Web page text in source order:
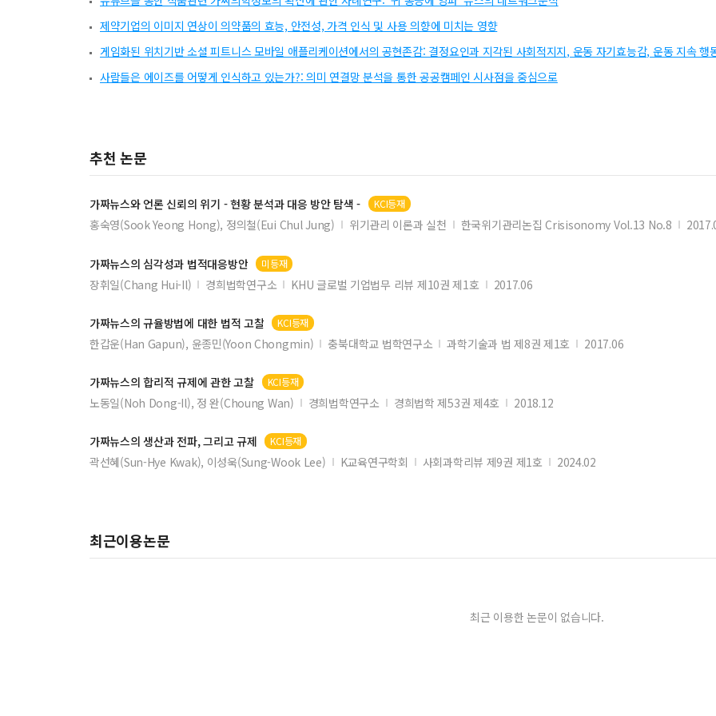
제약기업의 이미지 연상이 의약품의 효능, 안전성, 가격 인식 및 사용 의향에 미치는 영향
게임화된 위치기반 소셜 피트니스 모바일 애플리케이션에서의 공현존감: 결정요인과 지각된 사회적지지, 운동 자기효능감, 운동 지속 행
사람들은 에이즈를 어떻게 인식하고 있는가?: 의미 연결망 분석을 통한 공공캠페인 시사점을 중심으로
추천 논문
가짜뉴스와 언론 신뢰의 위기 - 현황 분석과 대응 방안 탐색 - KCI등재
홍숙영(Sook Yeong Hong), 정의철(Eui Chul Jung) 위기관리 이론과 실천 한국위기관리논집 Crisisonomy Vol.13 No.8
가짜뉴스의 심각성과 법적대응방안 미등재
장휘일(Chang Hui-Il) 경희법학연구소 KHU 글로벌 기업법무 리뷰 제10권 제1호 2017.06
가짜뉴스의 규율방법에 대한 법적 고찰 KCI등재
한갑운(Han Gapun), 윤종민(Yoon Chongmin) 충북대학교 법학연구소 과학기술과 법 제8권 제1호 2017.06
가짜뉴스의 합리적 규제에 관한 고찰 KCI등재
노동일(Noh Dong-Il), 정 완(Choung Wan) 경희법학연구소 경희법학 제53권 제4호 2018.12
가짜뉴스의 생산과 전파, 그리고 규제 KCI등재
곽선혜(Sun-Hye Kwak), 이성욱(Sung-Wook Lee) K교육연구학회 사회과학리뷰 제9권 제1호 2024.02
최근이용논문
최근 이용한 논문이 없습니다.